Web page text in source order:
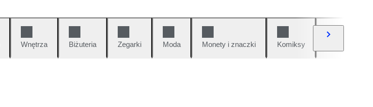
Wnętrza Biżuteria Zegarki Moda Monety i znaczki Komiksy